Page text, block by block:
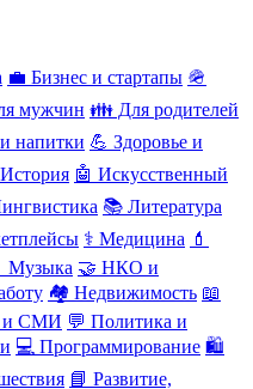
💼 Бизнес и стартапы 🪖
мужчин 👪 Для родителей
напитки 💪 Здоровье и
🤖 Искусственный
📚 Литература
⚕️ Медицина 💄
Музыка 🤝 НКО и
🏘️ Недвижимость 📖
и СМИ 💬 Политика и
💻 Программирование 🛍️
📘 Развитие,